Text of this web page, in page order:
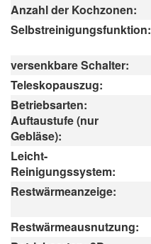
Anzahl der Kochzonen:
Selbstreinigungsfunktion:
versenkbare Schalter:
Teleskopauszug:
Betriebsarten:
Auftaustufe (nur
Gebläse):
Leicht-
Reinigungssystem:
Restwärmeanzeige:
Restwärmeausnutzung: